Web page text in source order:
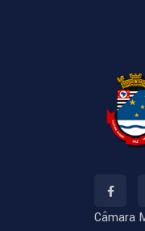
Câmara